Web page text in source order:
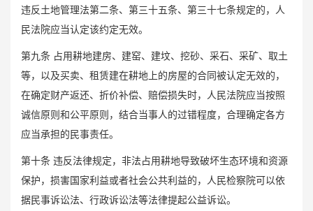
违反土地管理法第二条、第三十五条、第三十七条规定的，人
民法院应当认定该约定无效。
第九条 占用耕地建房、建窑、建坟、挖砂、采石、采矿、取土
等，以及买卖、租赁建在耕地上的房屋的合同被认定无效的，
在确定财产返还、折价补偿、赔偿损失时，人民法院应当按照
诚信原则和公平原则，结合当事人的过错程度，合理确定各方
应当承担的民事责任。
第十条 违反法律规定，非法占用耕地导致破坏生态环境和资源
保护，损害国家利益或者社会公共利益的，人民检察院可以依
据民事诉讼法、行政诉讼法等法律提起公益诉讼。